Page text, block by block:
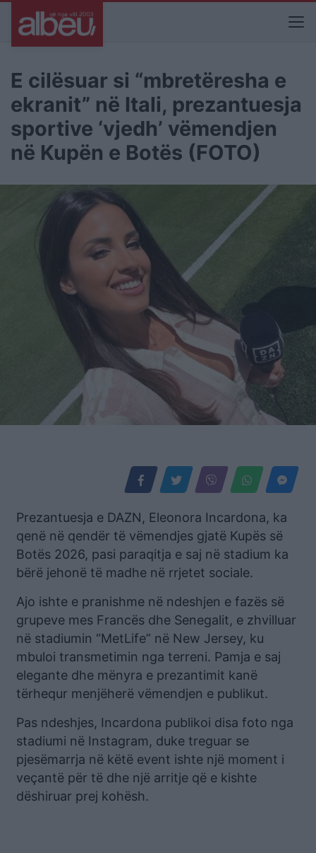
E cilësuar si “mbretëresha e
ekranit” në Itali, prezantuesja
sportive ‘vjedh’ vëmendjen
në Kupën e Botës (FOTO)
Prezantuesja e DAZN, Eleonora Incardona, ka
qenë në qendër të vëmendjes gjatë Kupës së
Botës 2026, pasi paraqitja e saj në stadium ka
bërë jehonë të madhe në rrjetet sociale.
Ajo ishte e pranishme në ndeshjen e fazës së
grupeve mes Francës dhe Senegalit, e zhvilluar
në stadiumin “MetLife” në New Jersey, ku
mbuloi transmetimin nga terreni. Pamja e saj
elegante dhe mënyra e prezantimit kanë
tërhequr menjëherë vëmendjen e publikut.
Pas ndeshjes, Incardona publikoi disa foto nga
stadiumi në Instagram, duke treguar se
pjesëmarrja në këtë event ishte një moment i
veçantë për të dhe një arritje që e kishte
dëshiruar prej kohësh.